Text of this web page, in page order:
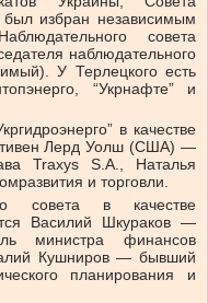
избран независимым
совета
наблюдательного
У Терлецкого есть
“Укрнафте” и
в качестве
Лерд Уолш (США) —
Traxys S.A., Наталья
и торговли.
совета в качестве
Василий Шкураков —
министра финансов
Кушниров — бывший
планирования и